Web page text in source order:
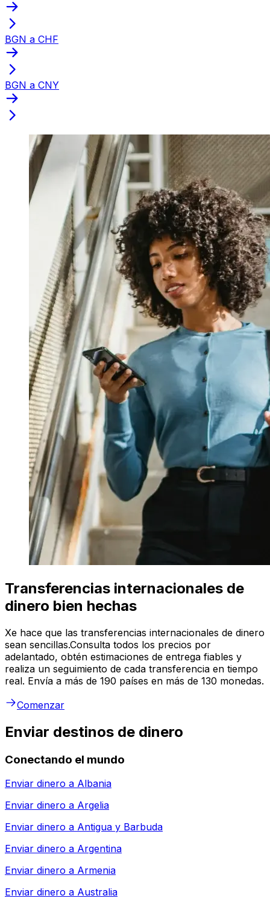
BGN a CHF
BGN a CNY
Transferencias internacionales de
dinero bien hechas
Xe hace que las transferencias internacionales de dinero
sean sencillas.Consulta todos los precios por
adelantado, obtén estimaciones de entrega fiables y
realiza un seguimiento de cada transferencia en tiempo
real. Envía a más de 190 países en más de 130 monedas.
Comenzar
Enviar destinos de dinero
Conectando el mundo
Enviar dinero a Albania
Enviar dinero a Argelia
Enviar dinero a Antigua y Barbuda
Enviar dinero a Argentina
Enviar dinero a Armenia
Enviar dinero a Australia